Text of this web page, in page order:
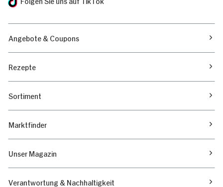
Angebote & Coupons
Rezepte
Sortiment
Marktfinder
Unser Magazin
Verantwortung & Nachhaltigkeit